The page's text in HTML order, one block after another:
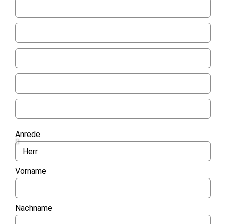
Anrede
Vorname
Nachname